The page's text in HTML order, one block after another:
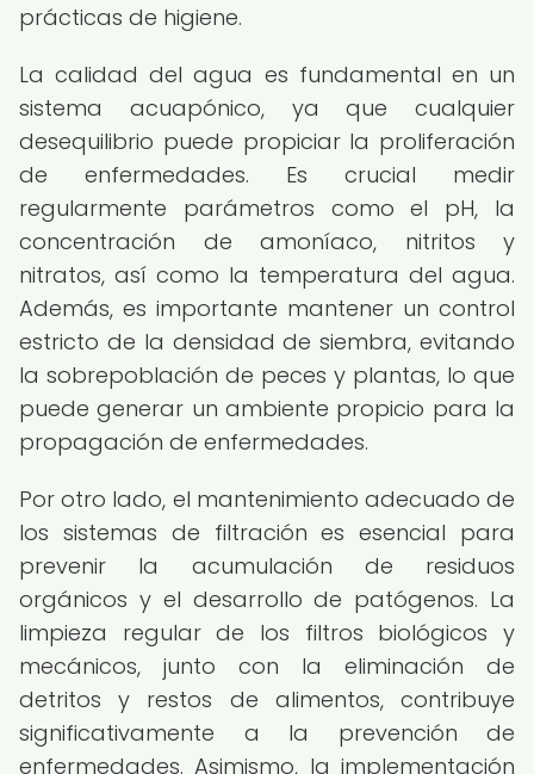
prácticas de higiene.
La calidad del agua es fundamental en un
sistema acuapónico, ya que cualquier
desequilibrio puede propiciar la proliferación
de enfermedades. Es crucial medir
regularmente parámetros como el pH, la
concentración de amoníaco, nitritos y
nitratos, así como la temperatura del agua.
Además, es importante mantener un control
estricto de la densidad de siembra, evitando
la sobrepoblación de peces y plantas, lo que
puede generar un ambiente propicio para la
propagación de enfermedades.
Por otro lado, el mantenimiento adecuado de
los sistemas de filtración es esencial para
prevenir la acumulación de residuos
orgánicos y el desarrollo de patógenos. La
limpieza regular de los filtros biológicos y
mecánicos, junto con la eliminación de
detritos y restos de alimentos, contribuye
significativamente a la prevención de
enfermedades. Asimismo, la implementación